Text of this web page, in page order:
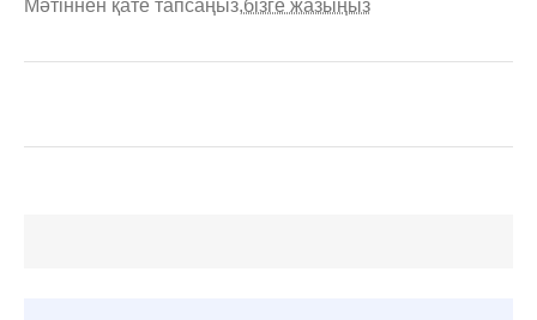
Мәтіннен қате тапсаңыз,бізге жазыңыз